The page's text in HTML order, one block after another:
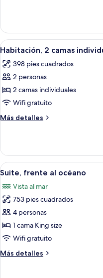
(Diplomat)
Abrir
todas
las
fotos
de
Habitación,
2
camas
9
Habitación, 2 camas
398 pies cuadrados
2 personas
2 camas individuales
Wifi gratuito
Más detalles
Más
2
camas
individuales
Abrir
todas
las
fotos
de
Suite,
frente
océano
6
Suite, frente al océano
Vista al mar
753 pies cuadrados
4 personas
1 cama King size
Wifi gratuito
Más detalles
Más